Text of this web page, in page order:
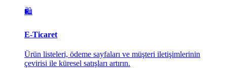
🛍️
E-Ticaret
Ürün listeleri, ödeme sayfaları ve müşteri iletişimlerinin
çevirisi ile küresel satışları artırın.